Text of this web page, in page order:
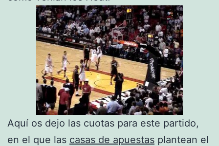
Aquí os dejo las cuotas para este partido,
en el que las casas de apuestas plantean el